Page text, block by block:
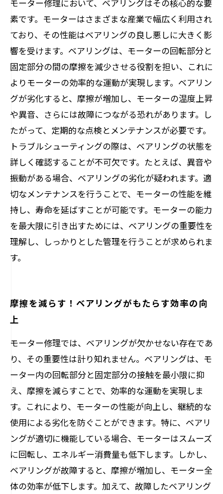
トラブルシューティング：ベアリングの状態
をチェックしよう
ベアリングの重要性を理解して、モーターを
最大限に活用しよう
モーター修理において、ベアリングはその核心的な要
素です。モーターはさまざまな産業で幅広く利用され
ており、その性能はベアリングの良し悪しに大きく影
響を受けます。ベアリングは、モーターの回転部分と
固定部分の間の摩擦を減少させる役割を担い、これに
よりモーターの効率的な運動が実現します。ベアリン
グが劣化すると、摩擦が増加し、モーターの温度上昇
や異音、さらには故障につながる恐れがあります。し
たがって、定期的な点検とメンテナンスが必要です。
トラブルシューティングの際は、ベアリングの状態を
詳しく確認することが不可欠です。たとえば、異音や
振動がある場合、ベアリングの劣化が疑われます。適
切なメンテナンスを行うことで、モーターの性能を維
持し、寿命を延ばすことが可能です。モーターの能力
を最大限に引き出すためには、ベアリングの重要性を
理解し、しっかりとした管理を行うことが求められま
す。
摩擦を減らす！ベアリングがもたらす効率の向
上
モーター修理では、ベアリングが欠かせない存在であ
り、その重要性は計り知れません。ベアリングは、モ
ーター内の回転部分と固定部分の接触を最小限に抑
え、摩擦を減らすことで、効率的な運動を実現しま
す。これにより、モーターの性能が向上し、継続的な
使用による劣化を防ぐことができます。特に、ベアリ
ングが適切に機能している場合、モーターはスムーズ
に回転し、エネルギー消費量も低下します。しかし、
ベアリングが故障すると、摩擦が増加し、モーター全
体の効率が低下します。加えて、故障したベアリング